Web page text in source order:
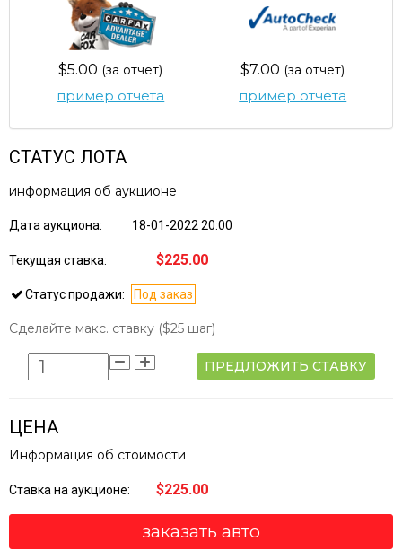
$5.00 (за отчет)
пример отчета
$7.00 (за отчет)
пример отчета
СТАТУС ЛОТА
информация об аукционе
Дата аукциона: 18-01-2022 20:00
Текущая ставка: $225.00
Статус продажи: Под заказ
Сделайте макс. ставку ($25 шаг)
ПРЕДЛОЖИТЬ СТАВКУ
ЦЕНА
Информация об стоимости
Ставка на аукционе: $225.00
заказать авто